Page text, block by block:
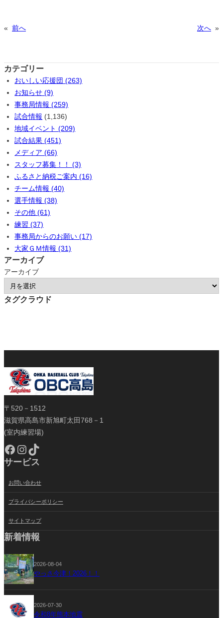
« 前へ 次へ »
カテゴリー
おいしい応援団 (263)
お知らせ (9)
事務局情報 (259)
試合情報 (1,136)
地域イベント (209)
試合結果 (451)
メディア (66)
スタッフ募集！！ (3)
ふるさと納税ご案内 (16)
チーム情報 (40)
選手情報 (38)
その他 (61)
練習 (37)
事務局からのお願い (17)
大家ＧＭ情報 (31)
アーカイブ
アーカイブ
タグクラウド
〒520－1512
滋賀県高島市新旭町太田768－1
(室内練習場)
Facebook Instagram TikTok
サービス
お問い合わせ
プライバシーポリシー
サイトマップ
新着情報
2026-08-04
やっさ今津！2026！！
2026-07-30
令和8年熊本地震